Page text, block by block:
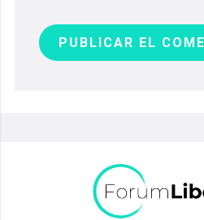
PUBLICAR EL